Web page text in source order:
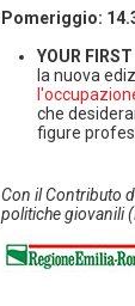
Pomeriggio:
YOUR
la nuova
che
figure
Con il Contributo
politiche giovanili